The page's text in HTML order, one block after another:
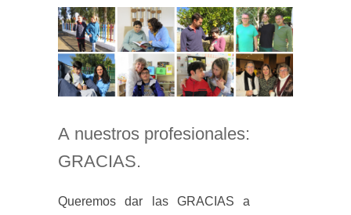
A nuestros profesionales:
GRACIAS.
Queremos dar las GRACIAS a